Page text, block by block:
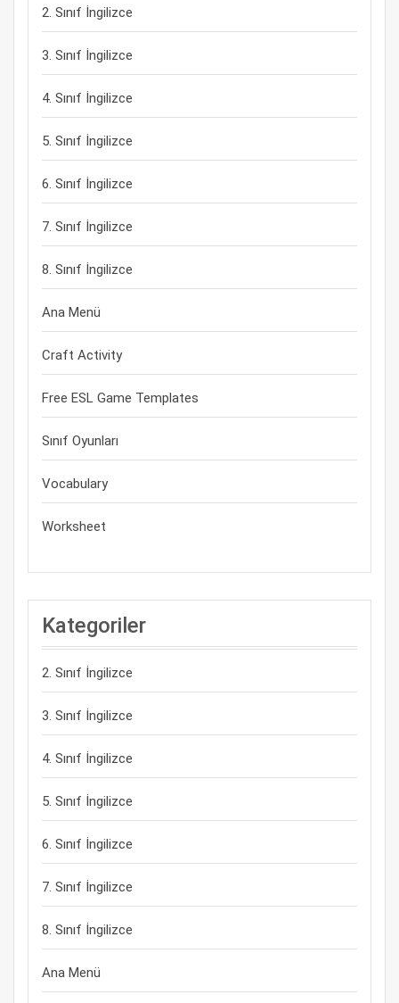
2. Sınıf İngilizce
3. Sınıf İngilizce
4. Sınıf İngilizce
5. Sınıf İngilizce
6. Sınıf İngilizce
7. Sınıf İngilizce
8. Sınıf İngilizce
Ana Menü
Craft Activity
Free ESL Game Templates
Sınıf Oyunları
Vocabulary
Worksheet
Kategoriler
2. Sınıf İngilizce
3. Sınıf İngilizce
4. Sınıf İngilizce
5. Sınıf İngilizce
6. Sınıf İngilizce
7. Sınıf İngilizce
8. Sınıf İngilizce
Ana Menü